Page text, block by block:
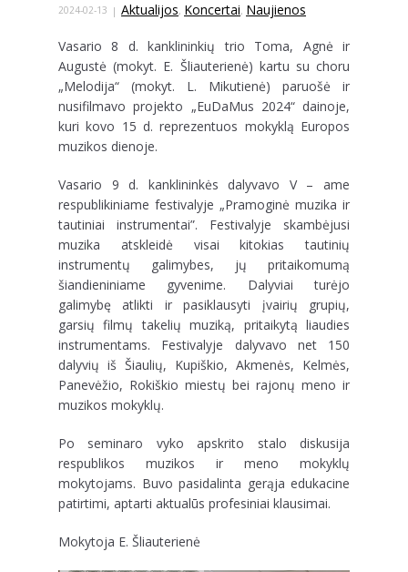
2024-02-13 Aktualijos, Koncertai, Naujienos
Vasario 8 d. kanklininkių trio Toma, Agnė ir
Augustė (mokyt. E. Šliauterienė) kartu su choru
„Melodija“ (mokyt. L. Mikutienė) paruošė ir
nusifilmavo projekto „EuDaMus 2024“ dainoje,
kuri kovo 15 d. reprezentuos mokyklą Europos
muzikos dienoje.
Vasario 9 d. kanklininkės dalyvavo V – ame
respublikiniame festivalyje „Pramoginė muzika ir
tautiniai instrumentai”. Festivalyje skambėjusi
muzika atskleidė visai kitokias tautinių
instrumentų galimybes, jų pritaikomumą
šiandieniniame gyvenime. Dalyviai turėjo
galimybę atlikti ir pasiklausyti įvairių grupių,
garsių filmų takelių muziką, pritaikytą liaudies
instrumentams. Festivalyje dalyvavo net 150
dalyvių iš Šiaulių, Kupiškio, Akmenės, Kelmės,
Panevėžio, Rokiškio miestų bei rajonų meno ir
muzikos mokyklų.
Po seminaro vyko apskrito stalo diskusija
respublikos muzikos ir meno mokyklų
mokytojams. Buvo pasidalinta gerąja edukacine
patirtimi, aptarti aktualūs profesiniai klausimai.
Mokytoja E. Šliauterienė